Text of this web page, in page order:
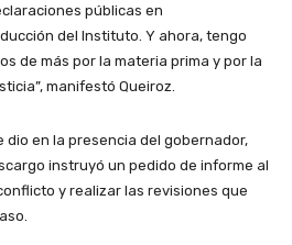
públicas en
del Instituto. Y ahora, tengo
de más por la materia prima y por la
manifestó Queiroz.
dio en la presencia del gobernador,
instruyó un pedido de informe al
y realizar las revisiones que